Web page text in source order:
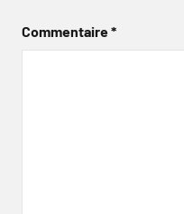
Commentaire*